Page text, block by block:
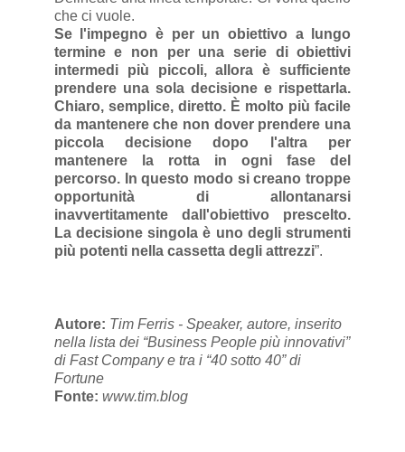
che ci vuole.
Se l'impegno è per un obiettivo a lungo
termine e non per una serie di obiettivi
intermedi più piccoli, allora è sufficiente
prendere una sola decisione e rispettarla.
Chiaro, semplice, diretto. È molto più facile
da mantenere che non dover prendere una
piccola decisione dopo l'altra per
mantenere la rotta in ogni fase del
percorso. In questo modo si creano troppe
opportunità di allontanarsi
inavvertitamente dall'obiettivo prescelto.
La decisione singola è uno degli strumenti
più potenti nella cassetta degli attrezzi”.
Autore: Tim Ferris - Speaker, autore, inserito
nella lista dei “Business People più innovativi”
di Fast Company e tra i “40 sotto 40” di
Fortune
Fonte: www.tim.blog